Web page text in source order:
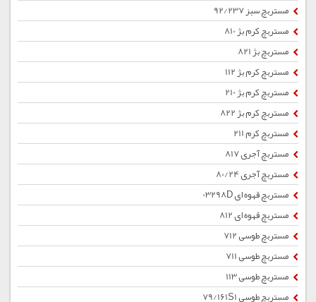
مستربچ سبز 92/237
مستربچ کرم بژ 810
مستربچ بژ 821
مستربچ کرم بژ 112
مستربچ کرم بژ 210
مستربچ کرم بژ 822
مستربچ کرم 211
مستربچ آجری 817
مستربچ آجری 80/24
مستربچ قهوه ای 03298D
مستربچ قهوه ای 812
مستربچ طوسی 712
مستربچ طوسی 711
مستربچ طوسی 113
مستربچ طوسی 79/161S1